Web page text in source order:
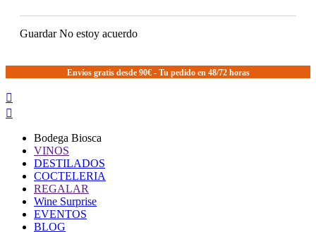
GuardarNo estoy acuerdo
Envíos gratis desde 90€ - Tu pedido en 48/72 horas


Bodega Biosca
VINOS
DESTILADOS
COCTELERIA
REGALAR
Wine Surprise
EVENTOS
BLOG